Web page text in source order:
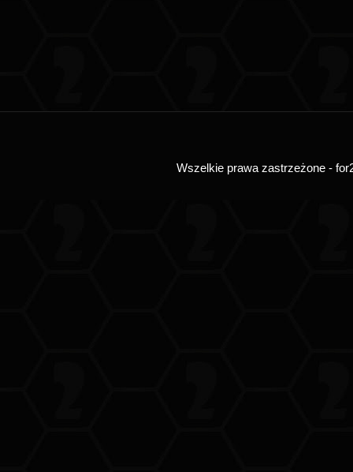
Wszelkie prawa zastrzeżone -